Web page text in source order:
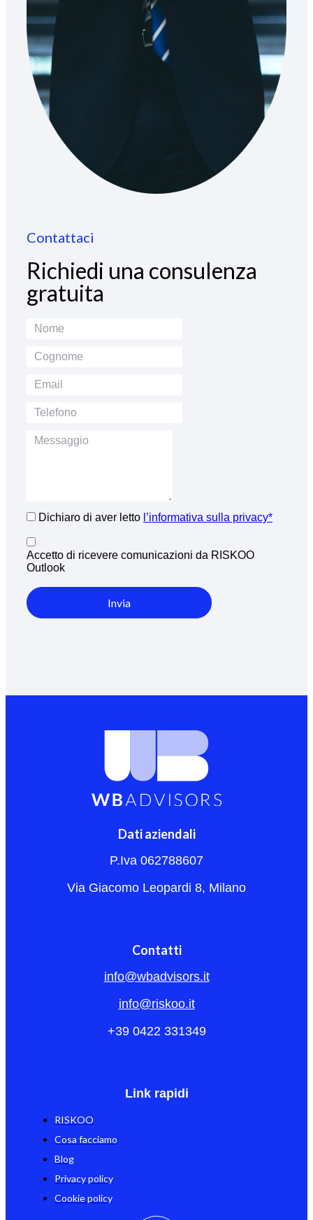
Contattaci
Richiedi una consulenza
gratuita
Dichiaro di aver letto l’informativa sulla privacy*
Accetto di ricevere comunicazioni da RISKOO
Outlook
Invia
Dati aziendali
P.Iva 062788607
Via Giacomo Leopardi 8, Milano
Contatti
info@wbadvisors.it
info@riskoo.it
+39 0422 331349
Link rapidi
RISKOO
Cosa facciamo
Blog
Privacy policy
Cookie policy